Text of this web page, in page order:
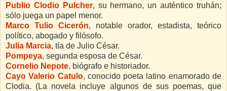
Publio Clodio Pulcher, su hermano, un auténtico truhán;
sólo juega un papel menor.
Marco Tulio Cicerón, notable orador, estadista, teórico
político, abogado y filósofo.
Julia Marcia, tía de Julio César.
Pompeya, segunda esposa de César.
Cornelio Nepote, biógrafo e historiador.
Cayo Valerio Catulo, conocido poeta latino enamorado de
Clodia. (La novela incluye algunos de sus poemas, que